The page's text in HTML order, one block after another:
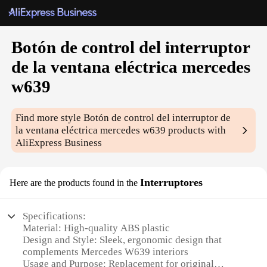
Botón de control del interruptor
de la ventana eléctrica mercedes
w639
Find more styleBotón de control del interruptor de
la ventana eléctrica mercedes w639 products with
AliExpress Business
Here are the products found in the Interruptores
Specifications:
Material: High-quality ABS plastic
Design and Style: Sleek, ergonomic design that
complements Mercedes W639 interiors
Usage and Purpose: Replacement for original